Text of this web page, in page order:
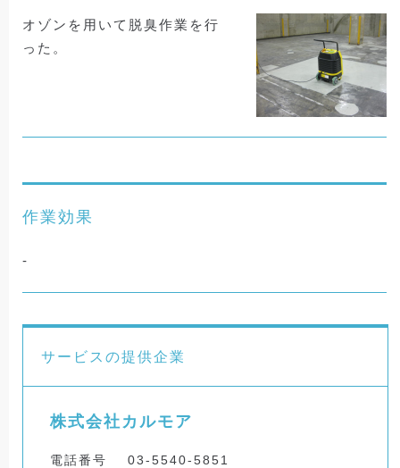
オゾンを用いて脱臭作業を行
った。
作業効果
-
サービスの提供企業
株式会社カルモア
電話番号 03-5540-5851